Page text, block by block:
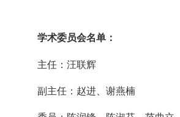
学术委员会名单：
主任：汪联辉
副主任：赵进、谢燕楠